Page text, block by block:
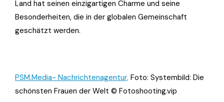
Land hat seinen einzigartigen Charme und seine
Besonderheiten, die in der globalen Gemeinschaft
geschätzt werden.
PSM.Media- Nachrichtenagentur, Foto: Systembild: Die
schönsten Frauen der Welt © Fotoshooting.vip